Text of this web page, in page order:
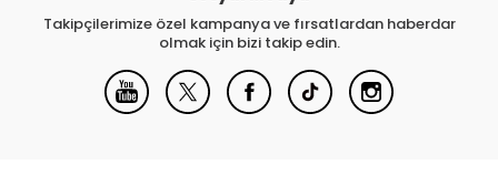
Takipçilerimize özel kampanya ve fırsatlardan haberdar
olmak için bizi takip edin.